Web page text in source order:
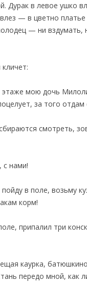
Дурак в левое ушко
— в цветно платье
— ни вздумать,
мою дочь
за того
смотреть,
нами!
в поле, возьму
корм!
припалил три
каурка, батюшкино
передо мной, как